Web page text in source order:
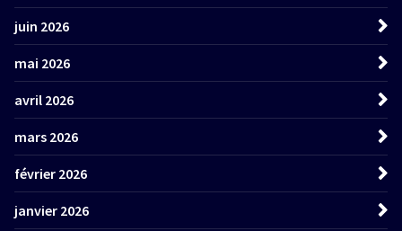
juin 2026
mai 2026
avril 2026
mars 2026
février 2026
janvier 2026